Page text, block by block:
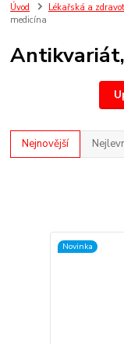
Úvod Lékařská a
medicína
Nejnovější
Novinka